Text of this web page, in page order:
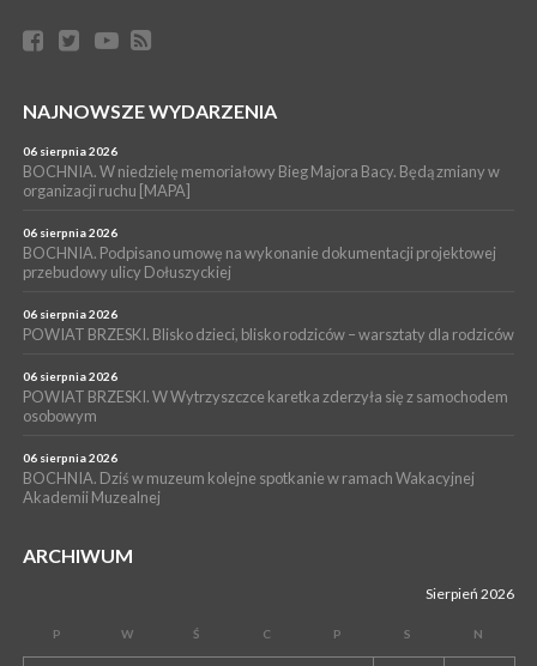
NAJNOWSZE WYDARZENIA
06 sierpnia 2026
BOCHNIA. W niedzielę memoriałowy Bieg Majora Bacy. Będą zmiany w
organizacji ruchu [MAPA]
06 sierpnia 2026
BOCHNIA. Podpisano umowę na wykonanie dokumentacji projektowej
przebudowy ulicy Dołuszyckiej
06 sierpnia 2026
POWIAT BRZESKI. Blisko dzieci, blisko rodziców – warsztaty dla rodziców
06 sierpnia 2026
POWIAT BRZESKI. W Wytrzyszczce karetka zderzyła się z samochodem
osobowym
06 sierpnia 2026
BOCHNIA. Dziś w muzeum kolejne spotkanie w ramach Wakacyjnej
Akademii Muzealnej
ARCHIWUM
Sierpień 2026
P W Ś C P S N